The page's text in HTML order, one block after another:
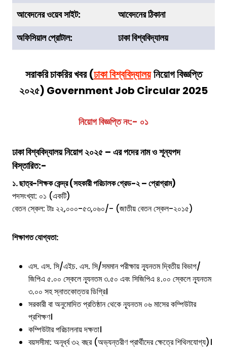
আবেদনের ওয়েব সাইট:
আবেদনের ঠিকানা
অফিসিয়াল প্রোটাল:
ঢাকা বিশ্ববিদ্যালয়
সরাকরি চাকরির খবর (ঢাকা বিশ্ববিদ্যালয়নিয়োগ বিজ্ঞপ্তি
২০২৫) Government Job Circular 2025
নিয়োগ বিজ্ঞপ্তি নং:- ০১
ঢাকা বিশ্ববিদ্যালয়নিয়োগ ২০২৫ – এর পদের নাম ও শূন্যপদ
বিস্তারিত:-
১. ছাত্র-শিক্ষক কেন্দ্র (সহকারী পরিচালক গ্রেড-২ – প্রোগ্রাম)
পদসংখ্যা: ০১ (একটি)
বেতন স্কেল: টাঃ ২২,০০০-৫৩,০৬০/- (জাতীয় বেতন স্কেল-২০১৫)
শিক্ষাগত যোগ্যতা:
এস. এস. সি/এইচ. এস. সি/সমমান পরীক্ষায় ন্যূনতম দ্বিতীয় বিভাগ/
জিপিএ ৫.০০ স্কেলে ন্যূনতম ৩.৫০ এবং সিজিপিএ ৪.০০ স্কেলে ন্যূনতম
৩.০০ সহ স্নাতকোত্তর ডিগ্রি।
সরকারী বা অনুমোদিত প্রতিষ্ঠান থেকে ন্যূনতম ০৬ মাসের কম্পিউটার
প্রশিক্ষণ।
কম্পিউটার পরিচালনায় দক্ষতা।
বয়সসীমা: অনূর্ধ্ব ৩২ বছর (অভ্যন্তরীণ প্রার্থীদের ক্ষেত্রে শিথিলযোগ্য)।